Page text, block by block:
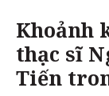
Khoảnh
thạc sĩ
Tiến